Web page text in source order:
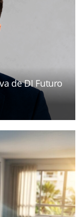
de DI Futuro